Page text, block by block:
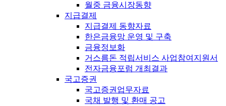
월중 금융시장동향
지급결제
지급결제 동향자료
한은금융망 운영 및 구축
금융정보화
거스름돈 적립서비스 사업참여지원서
전자금융포럼 개최결과
국고증권
국고증권업무자료
국채 발행 및 환매 공고